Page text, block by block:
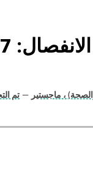
، ماجستير — تم